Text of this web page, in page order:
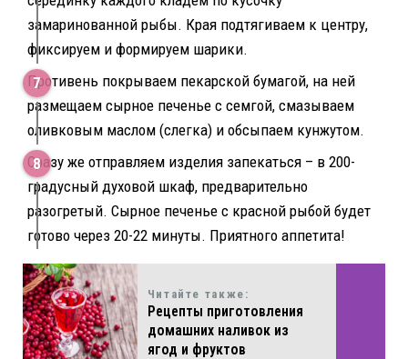
замаринованной рыбы. Края подтягиваем к центру,
фиксируем и формируем шарики.
Противень покрываем пекарской бумагой, на ней
размещаем сырное печенье с семгой, смазываем
оливковым маслом (слегка) и обсыпаем кунжутом.
Сразу же отправляем изделия запекаться – в 200-
градусный духовой шкаф, предварительно
разогретый. Сырное печенье с красной рыбой будет
готово через 20-22 минуты. Приятного аппетита!
Читайте также:
Рецепты приготовления
домашних наливок из
ягод и фруктов